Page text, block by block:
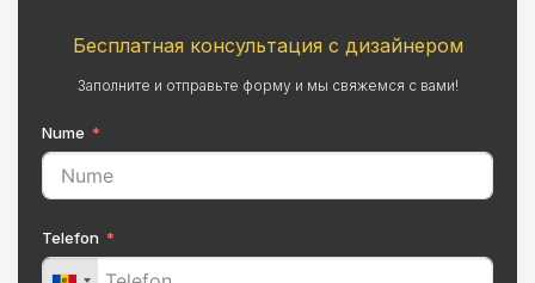
Бесплатная консультация с дизайнером
Заполните и отправьте форму и мы свяжемся с вами!
Nume
Telefon